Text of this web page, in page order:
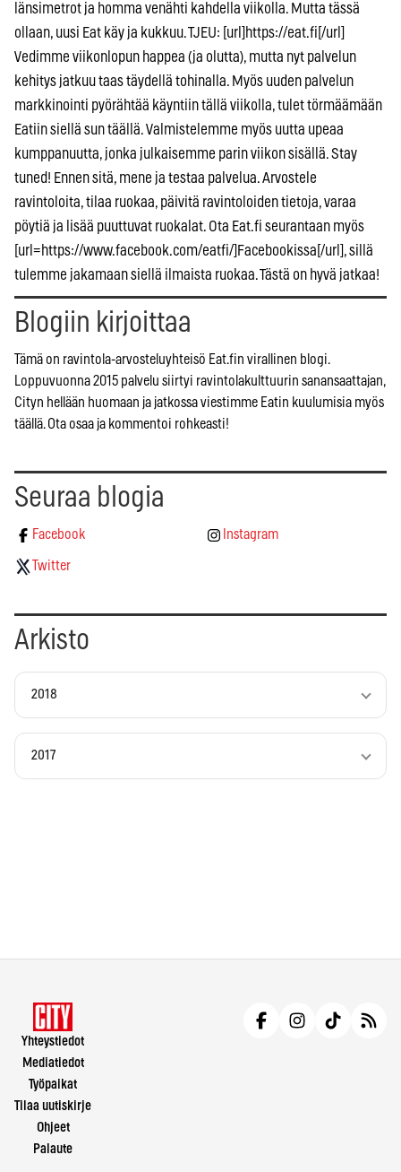
länsimetrot ja homma venähti kahdella viikolla. Mutta tässä
ollaan, uusi Eat käy ja kukkuu. TJEU: [url]https://eat.fi[/url]
Vedimme viikonlopun happea (ja olutta), mutta nyt palvelun
kehitys jatkuu taas täydellä tohinalla. Myös uuden palvelun
markkinointi pyörähtää käyntiin tällä viikolla, tulet törmäämään
Eatiin siellä sun täällä. Valmistelemme myös uutta upeaa
kumppanuutta, jonka julkaisemme parin viikon sisällä. Stay
tuned! Ennen sitä, mene ja testaa palvelua. Arvostele
ravintoloita, tilaa ruokaa, päivitä ravintoloiden tietoja, varaa
pöytiä ja lisää puuttuvat ruokalat. Ota Eat.fi seurantaan myös
[url=https://www.facebook.com/eatfi/]Facebookissa[/url], sillä
tulemme jakamaan siellä ilmaista ruokaa. Tästä on hyvä jatkaa!
Blogiin kirjoittaa
Tämä on ravintola-arvosteluyhteisö Eat.fin virallinen blogi.
Loppuvuonna 2015 palvelu siirtyi ravintolakulttuurin sanansaattajan,
Cityn hellään huomaan ja jatkossa viestimme Eatin kuulumisia myös
täällä. Ota osaa ja kommentoi rohkeasti!
Seuraa blogia
Facebook Instagram
Twitter
Arkisto
2018
2017
Yhteystiedot
Mediatiedot
Työpaikat
Tilaa uutiskirje
Ohjeet
Palaute